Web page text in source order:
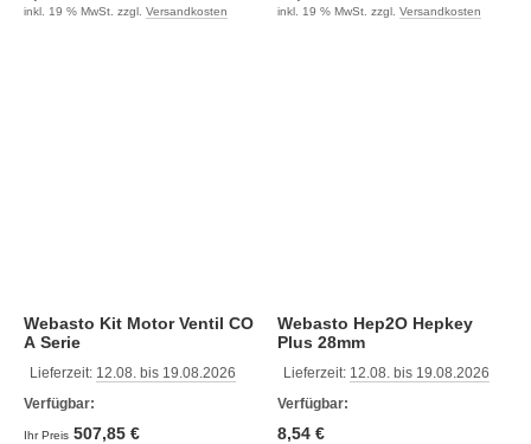
inkl. 19 % MwSt. zzgl. Versandkosten inkl. 19 % MwSt. zzgl. Versandkosten
Webasto Kit Motor Ventil CO
A Serie
Lieferzeit: 12.08. bis 19.08.2026
Verfügbar:
Ihr Preis 507,85 €
Webasto Hep2O Hepkey
Plus 28mm
Lieferzeit: 12.08. bis 19.08.2026
Verfügbar:
8,54 €